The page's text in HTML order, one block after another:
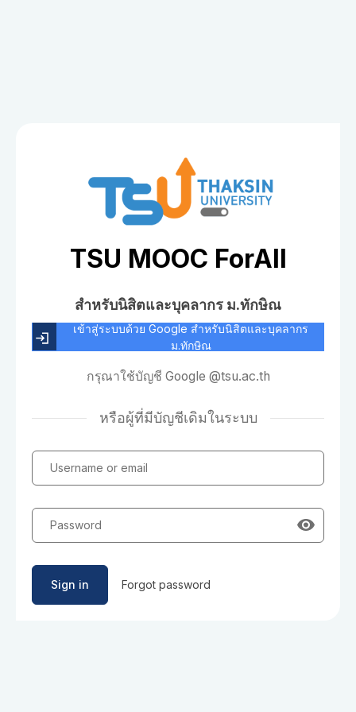
TSU MOOC ForAll
สำหรับนิสิตและบุคลากร ม.ทักษิณ
เข้าสู่ระบบด้วย Google สำหรับนิสิตและบุคลากร
ม.ทักษิณ
กรุณาใช้บัญชี Google @tsu.ac.th
หรือผู้ที่มีบัญชีเดิมในระบบ
Username or email
Password
Sign in Forgot password